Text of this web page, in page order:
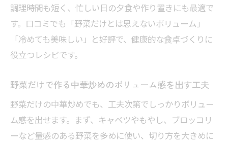
調理時間も短く、忙しい日の夕食や作り置きにも最適で
す。口コミでも「野菜だけとは思えないボリューム」
「冷めても美味しい」と好評で、健康的な食卓づくりに
役立つレシピです。
野菜だけで作る中華炒めのボリューム感を出す工夫
野菜だけの中華炒めでも、工夫次第でしっかりボリュー
ム感を出せます。まず、キャベツやもやし、ブロッコリ
ーなど量感のある野菜を多めに使い、切り方を大きめに